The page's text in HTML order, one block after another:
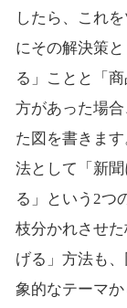
したら、これ
にその解決策
る」ことと「
方があった場
た図を書きま
法として「新
る」という2つ
枝分かれさせ
げる」方法も
象的なテーマか